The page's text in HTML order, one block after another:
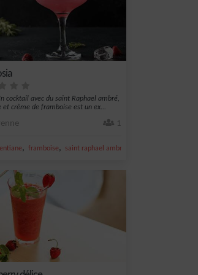
cocktail avec du saint Raphael ambré,
et crème de framboise est un ex...
1
, framboise, saint raphael ambré